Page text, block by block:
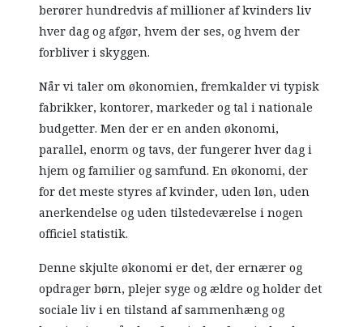
berører hundredvis af millioner af kvinders liv
hver dag og afgør, hvem der ses, og hvem der
forbliver i skyggen.
Når vi taler om økonomien, fremkalder vi typisk
fabrikker, kontorer, markeder og tal i nationale
budgetter. Men der er en anden økonomi,
parallel, enorm og tavs, der fungerer hver dag i
hjem og familier og samfund. En økonomi, der
for det meste styres af kvinder, uden løn, uden
anerkendelse og uden tilstedeværelse i nogen
officiel statistik.
Denne skjulte økonomi er det, der ernærer og
opdrager børn, plejer syge og ældre og holder det
sociale liv i en tilstand af sammenhæng og